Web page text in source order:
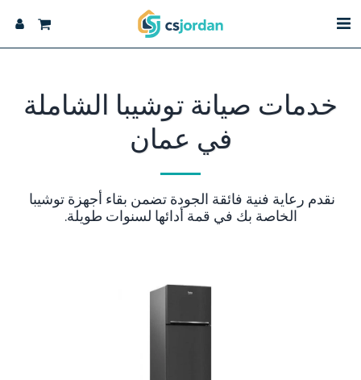
خدمات صيانة توشيبا الشاملة
في عمان
الخاصة بك في قمة أدائها لسنوات طويلة.